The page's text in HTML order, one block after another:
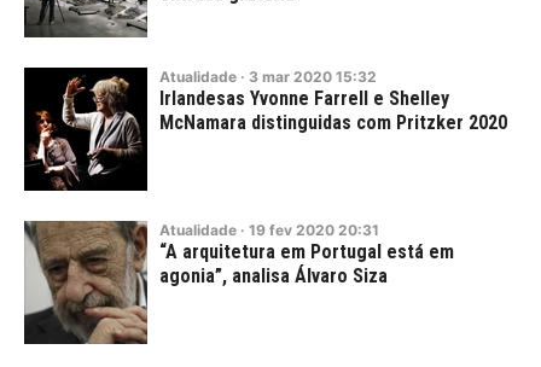
Atualidade · 3 mar 2020 15:32
Irlandesas Yvonne Farrell e Shelley
McNamara distinguidas com Pritzker 2020
Atualidade · 19 fev 2020 20:31
“A arquitetura em Portugal está em
agonia”, analisa Álvaro Siza